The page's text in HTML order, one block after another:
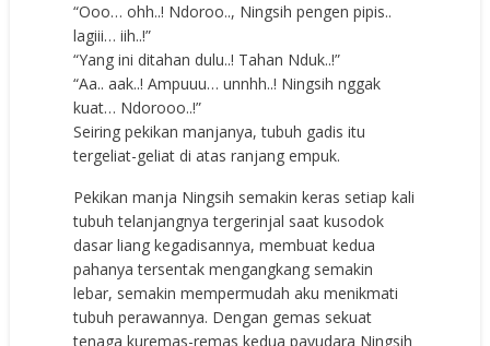
“Ooo… ohh..! Ndoroo.., Ningsih pengen pipis..
lagiii… iih..!”
“Yang ini ditahan dulu..! Tahan Nduk..!”
“Aa.. aak..! Ampuuu… unnhh..! Ningsih nggak
kuat… Ndorooo..!”
Seiring pekikan manjanya, tubuh gadis itu
tergeliat-geliat di atas ranjang empuk.
Pekikan manja Ningsih semakin keras setiap kali
tubuh telanjangnya tergerinjal saat kusodok
dasar liang kegadisannya, membuat kedua
pahanya tersentak mengangkang semakin
lebar, semakin mempermudah aku menikmati
tubuh perawannya. Dengan gemas sekuat
tenaga kuremas-remas kedua payudara Ningsih